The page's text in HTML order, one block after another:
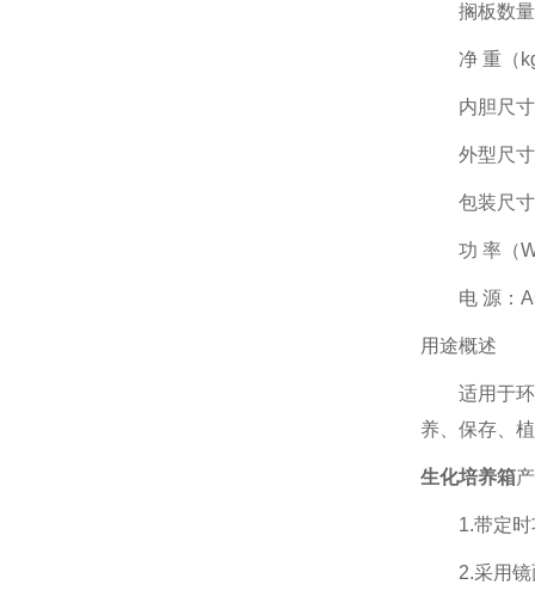
搁板数量
净 重（kg
内胆尺寸
外型尺寸
包装尺寸
功 率（W
电 源：
用途概述
适用于环境
养、保存、
生化培养箱
1.带定时功
2.采用镜面